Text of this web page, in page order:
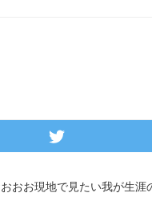
おお現地で見たい我が生